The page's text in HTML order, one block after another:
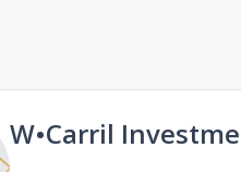
W•Carril